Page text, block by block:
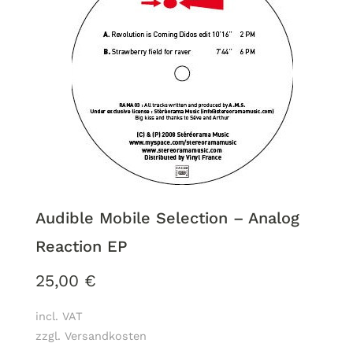
Audible Mobile Selection – Analog
Reaction EP
25,00 €
incl. VAT
zzgl. Versandkosten